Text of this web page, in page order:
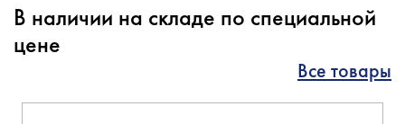
В наличии на складе по специальной
цене
Все товары